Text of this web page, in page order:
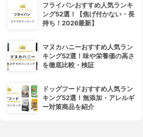
フライパンおすすめ人気ランキ
ング52選！【焦げ付かない・長
持ち！2026最新】
マヌカハニーおすすめ人気ラン
キング52選！味や栄養価の高さ
を徹底比較・検証
ドッグフードおすすめ人気ラン
キング52選！無添加・アレルギ
ー対策商品を紹介